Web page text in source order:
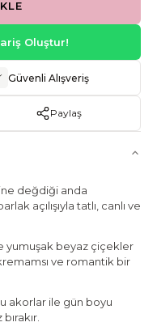
Oluştur!
Güvenli Alışveriş
Paylaş
değdiği anda
açılışıyla tatlı, canlı ve
yumuşak beyaz çiçekler
ve romantik bir
akorlar ile gün boyu